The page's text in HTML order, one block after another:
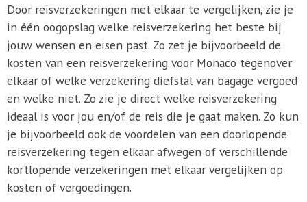
Door reisverzekeringen met elkaar te vergelijken, zie je
in één oogopslag welke reisverzekering het beste bij
jouw wensen en eisen past. Zo zet je bijvoorbeeld de
kosten van een reisverzekering voor Monaco tegenover
elkaar of welke verzekering diefstal van bagage vergoed
en welke niet. Zo zie je direct welke reisverzekering
ideaal is voor jou en/of de reis die je gaat maken. Zo kun
je bijvoorbeeld ook de voordelen van een doorlopende
reisverzekering tegen elkaar afwegen of verschillende
kortlopende verzekeringen met elkaar vergelijken op
kosten of vergoedingen.